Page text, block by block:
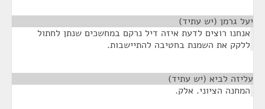
יעל גרמן (יש עתיד)
אנחנו רוצים לדעת איזה דיל נרקם במחשכים שנתן לחתול
ללקק את השמנת בחטיבה להתיישבות.
עליזה לביא (יש עתיד)
המחנה הציוני. אלק.